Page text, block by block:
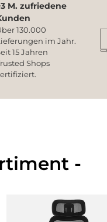
M. zufriedene
130.000
im Jahr.
15 Jahren
Shops
-